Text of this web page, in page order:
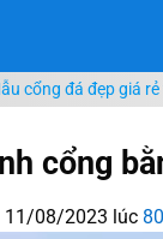
cổng đá đẹp giá
cổng
11/08/2023 lúc